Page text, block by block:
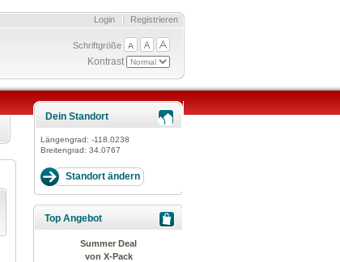
Registrieren
Login
Schriftgröße
Kontrast
Dein Standort
Längengrad: -118.0238
Breitengrad: 34.0767
Top Angebot
Summer Deal
von X-Pack